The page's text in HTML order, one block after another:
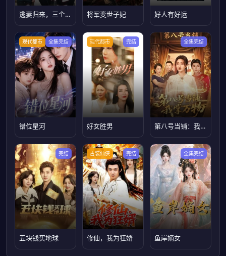
逃妻归来，三个女宝甜又飒 将军变世子妃 好人有好运
现代都市 全集完结
错位星河
现代都市 完结
好女胜男
全集完结
第八号当铺：我掌万物
完结
五块钱买地球
古装仙侠 完结
修仙，我为狂婿
全集完结
鱼岸嫡女